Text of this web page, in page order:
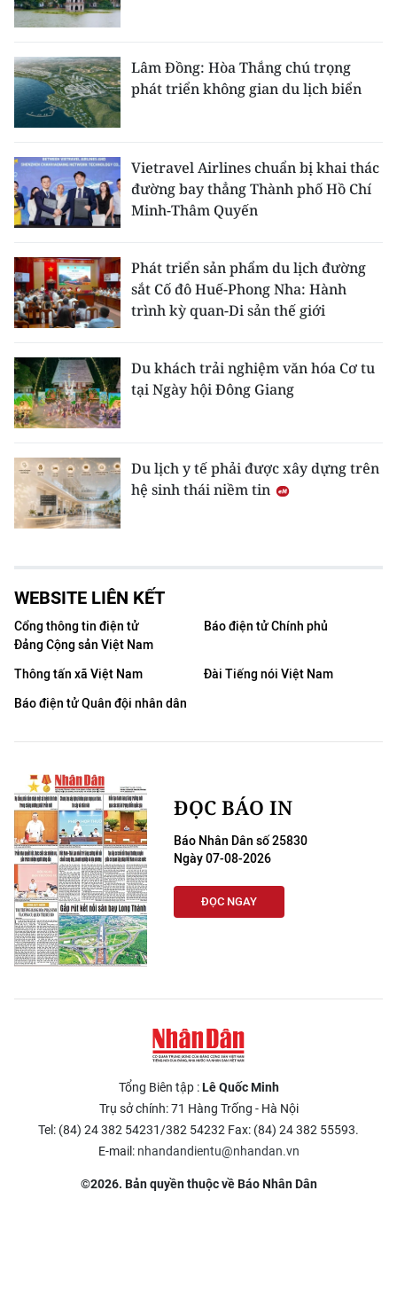
Lâm Đồng: Hòa Thắng chú trọng
phát triển không gian du lịch biển
Vietravel Airlines chuẩn bị khai thác
đường bay thẳng Thành phố Hồ Chí
Minh-Thâm Quyến
Phát triển sản phẩm du lịch đường
sắt Cố đô Huế-Phong Nha: Hành
trình kỳ quan-Di sản thế giới
Du khách trải nghiệm văn hóa Cơ tu
tại Ngày hội Đông Giang
Du lịch y tế phải được xây dựng trên
hệ sinh thái niềm tin
WEBSITE LIÊN KẾT
Cổng thông tin điện tử
Đảng Cộng sản Việt Nam
Báo điện tử Chính phủ
Thông tấn xã Việt Nam
Đài Tiếng nói Việt Nam
Báo điện tử Quân đội nhân dân
ĐỌC BÁO IN
Báo Nhân Dân số 25830
Ngày 07-08-2026
ĐỌC NGAY
Tổng Biên tập :Lê Quốc Minh
Trụ sở chính: 71 Hàng Trống - Hà Nội
Tel: (84) 24 382 54231/382 54232 Fax: (84) 24 382 55593.
E-mail: nhandandientu@nhandan.vn
©2026. Bản quyền thuộc về Báo Nhân Dân